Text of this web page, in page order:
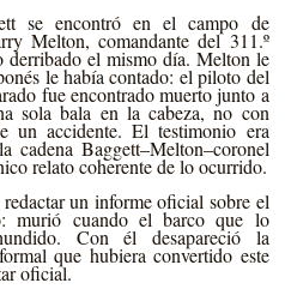
se encontró en el campo de
Melton, comandante del 311.º
derribado el mismo día. Melton le
le había contado: el piloto del
fue encontrado muerto junto a
sola bala en la cabeza, no con
un accidente. El testimonio era
cadena Baggett–Melton–coronel
relato coherente de lo ocurrido.
un informe oficial sobre el
murió cuando el barco que lo
Con él desapareció la
que hubiera convertido este
oficial.